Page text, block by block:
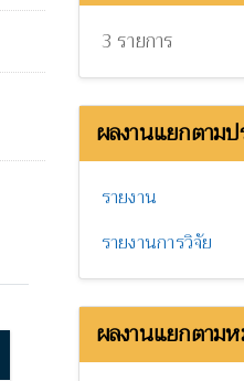
3 รายการ
ผลงานแยกตาม
รายงาน
รายงานการวิจัย
ผลงานแยกตาม